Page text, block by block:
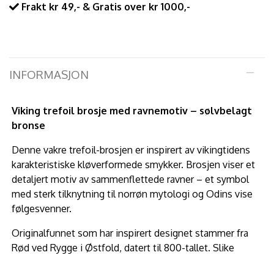
Frakt kr 49,- & Gratis over kr 1000,-
INFORMASJON
Viking trefoil brosje med ravnemotiv – sølvbelagt
bronse
Denne vakre trefoil-brosjen er inspirert av vikingtidens
karakteristiske kløverformede smykker. Brosjen viser et
detaljert motiv av sammenflettede ravner – et symbol
med sterk tilknytning til norrøn mytologi og Odins vise
følgesvenner.
Originalfunnet som har inspirert designet stammer fra
Rød ved Rygge i Østfold, datert til 800-tallet. Slike